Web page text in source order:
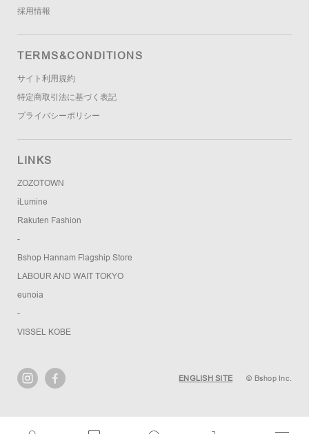
採用情報
TERMS&CONDITIONS
サイト利用規約
特定商取引法に基づく表記
プライバシーポリシー
LINKS
ZOZOTOWN
iLumine
Rakuten Fashion
-
Bshop Hannam Flagship Store
LABOUR AND WAIT TOKYO
eunoia
-
VISSEL KOBE
ENGLISH SITE © Bshop Inc.